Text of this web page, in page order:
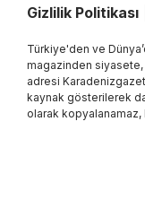
Gizlilik Politikası
Türkiye'den ve
magazinden siyasete,
adresi
kaynak gösterilerek
olarak kopyalanamaz,